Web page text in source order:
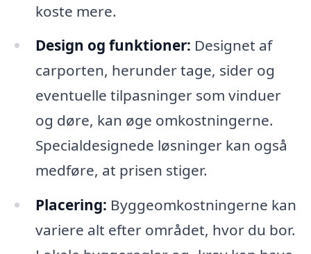
koste mere.
Design og funktioner: Designet af
carporten, herunder tage, sider og
eventuelle tilpasninger som vinduer
og døre, kan øge omkostningerne.
Specialdesignede løsninger kan også
medføre, at prisen stiger.
Placering: Byggeomkostningerne kan
variere alt efter området, hvor du bor.